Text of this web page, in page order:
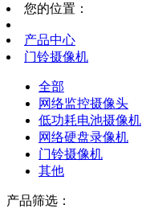
您的位置：
产品中心
门铃摄像机
全部
网络监控摄像头
低功耗电池摄像机
网络硬盘录像机
门铃摄像机
其他
产品筛选：